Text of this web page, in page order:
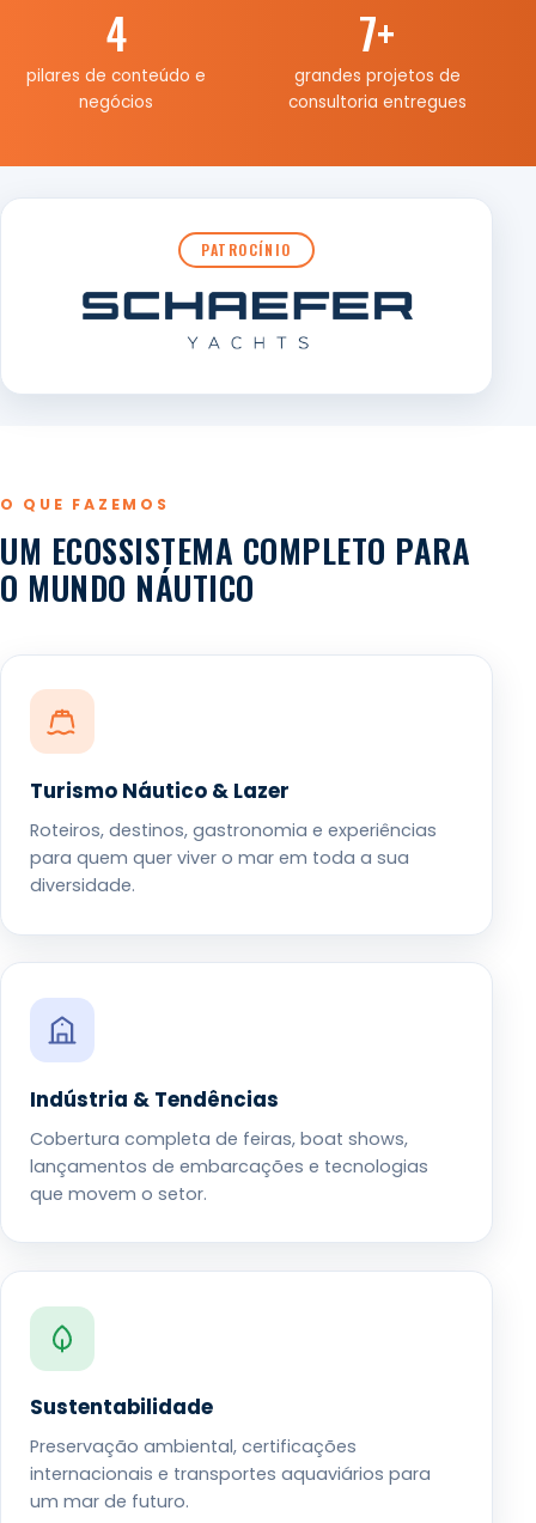
4
pilares de conteúdo e
negócios
7+
grandes projetos de
consultoria entregues
PATROCÍNIO
O QUE FAZEMOS
UM ECOSSISTEMA COMPLETO PARA
O MUNDO NÁUTICO
Turismo Náutico & Lazer
Roteiros, destinos, gastronomia e experiências
para quem quer viver o mar em toda a sua
diversidade.
Indústria & Tendências
Cobertura completa de feiras, boat shows,
lançamentos de embarcações e tecnologias
que movem o setor.
Sustentabilidade
Preservação ambiental, certificações
internacionais e transportes aquaviários para
um mar de futuro.